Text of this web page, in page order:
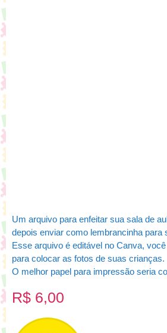
Um arquivo para enfeitar sua sala de
depois enviar como lembrancinha para
Esse arquivo é editável no Canva,
para colocar as fotos de suas crianças.
O melhor papel para impressão seria
R$ 6,00